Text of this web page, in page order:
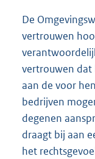
De
vertrouwen
vertrouwen dat
aan de voor
bedrijven
degenen
draagt bij aan
het